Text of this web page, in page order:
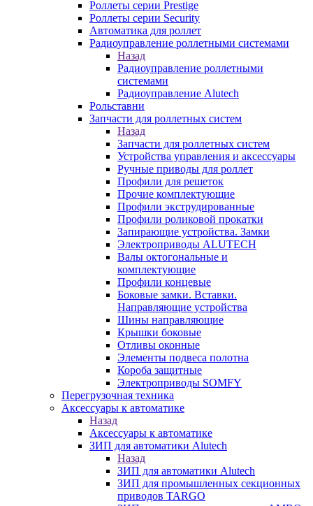
Роллеты серии Prestige
Роллеты серии Security
Автоматика для роллет
Радиоуправление роллетными системами
Назад
Радиоуправление роллетными
системами
Радиоуправление Alutech
Рольставни
Запчасти для роллетных систем
Назад
Запчасти для роллетных систем
Устройства управления и аксессуары
Ручные приводы для роллет
Профили для решеток
Прочие комплектующие
Профили экструдированные
Профили роликовой прокатки
Запирающие устройства. Замки
Электроприводы ALUTECH
Валы октогональные и
комплектующие
Профили концевые
Боковые замки. Вставки.
Направляющие устройства
Шины направляющие
Крышки боковые
Отливы оконные
Элементы подвеса полотна
Короба защитные
Электроприводы SOMFY
Перегрузочная техника
Аксессуары к автоматике
Назад
Аксессуары к автоматике
ЗИП для автоматики Alutech
Назад
ЗИП для автоматики Alutech
ЗИП для промышленных секционных
приводов TARGO